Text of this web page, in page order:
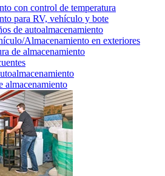
con control de temperatura
para RV, vehículo y bote
de autoalmacenamiento
Almacenamiento en exteriores
de almacenamiento
almacenamiento